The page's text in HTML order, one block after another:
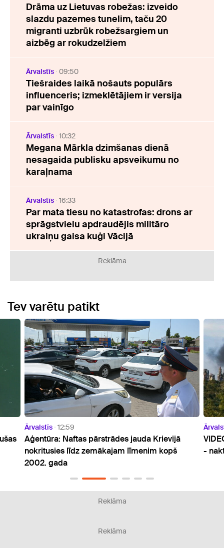
Drāma uz Lietuvas robežas: izveido
slazdu pazemes tunelim, taču 20
migranti uzbrūk robežsargiem un
aizbēg ar rokudzelžiem
Ārvalstīs 09:50
Tiešraides laikā nošauts populārs
influenceris; izmeklētājiem ir versija
par vainīgo
Ārvalstīs 10:32
Megana Mārkla dzimšanas dienā
nesagaida publisku apsveikumu no
karaļnama
Ārvalstīs 16:33
Par mata tiesu no katastrofas: drons ar
sprāgstvielu apdraudējis militāro
ukraiņu gaisa kuģi Vācijā
Reklāma
Tev varētu patikt
Ārvalstīs
VIDEO: Ukraiņi turpina bombardēt "Wildberries"
- naktī degusi noliktava pie Sanktpēterburgas
Reklāma
Reklāma